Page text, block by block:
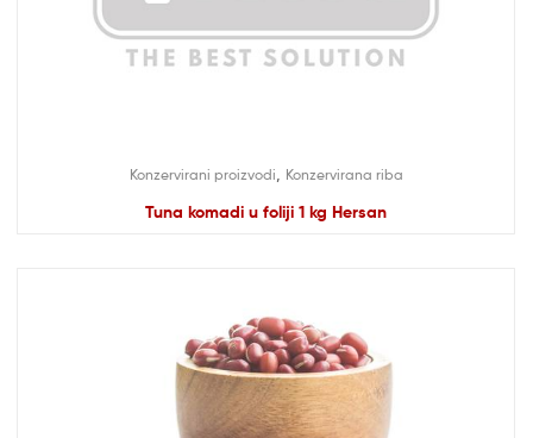
Konzervirani proizvodi Konzervirana riba
Tuna komadi u foliji 1 kg Hersan